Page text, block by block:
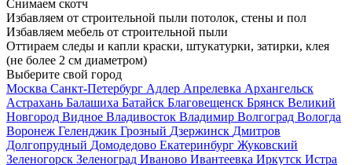
Снимаем скотч
Избавляем от строительной пыли потолок, стены и пол
Избавляем мебель от строительной пыли
Оттираем следы и капли краски, штукатурки, затирки, клея
(не более 2 см диаметром)
Выберите свой город
Москва Санкт-Петербург Адлер Апрелевка Архангельск
Астрахань Балашиха Батайск Благовещенск Брянск Великий
Новгород Видное Владивосток Владимир Волгоград Вологда
Воронеж Геленджик Грозный Дзержинск Дмитров
Долгопрудный Домодедово Екатеринбург Жуковский
Зеленогорск Зеленоград Иваново Ивантеевка Иркутск Истра